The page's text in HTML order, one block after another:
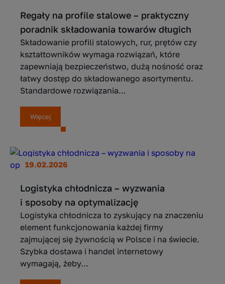
Regały na profile stalowe – praktyczny
poradnik składowania towarów długich
Składowanie profili stalowych, rur, prętów czy
kształtowników wymaga rozwiązań, które
zapewniają bezpieczeństwo, dużą nośność oraz
łatwy dostęp do składowanego asortymentu.
Standardowe rozwiązania...
Więcej
19.02.2026
Logistyka chłodnicza – wyzwania
i sposoby na optymalizację
Logistyka chłodnicza to zyskujący na znaczeniu
element funkcjonowania każdej firmy
zajmującej się żywnością w Polsce i na świecie.
Szybka dostawa i handel internetowy
wymagają, żeby...